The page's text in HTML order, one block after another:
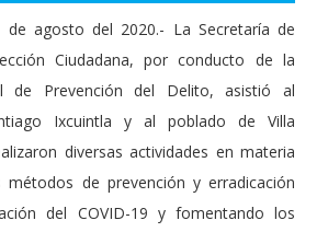
de agosto del 2020.- La Secretaría de
Ciudadana, por conducto de la
de Prevención del Delito, asistió al
Ixcuintla y al poblado de Villa
diversas actividades en materia
métodos de prevención y erradicación
del COVID-19 y fomentando los